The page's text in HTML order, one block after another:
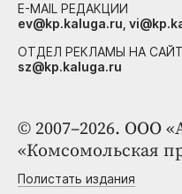
© 2007–2026. ООО
«Комсомольская
Полистать издания
E-MAIL РЕДАКЦИИ
ev@kp.kaluga.ru,
ОТДЕЛ РЕКЛАМЫ НА
sz@kp.kaluga.ru